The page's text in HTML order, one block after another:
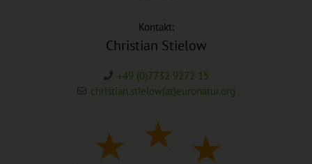
Kontakt:
Christian Stielow
+49 (0)7732 9272 15
christian.stielow(at)euronatur.org